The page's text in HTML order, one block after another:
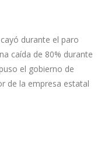
durante el paro
caída de 80% durante
el gobierno de
de la empresa estatal